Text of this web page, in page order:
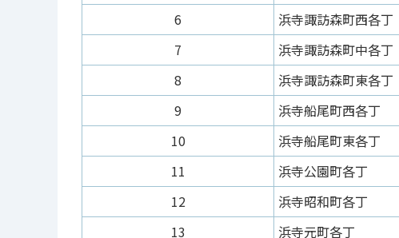
6
浜寺諏訪森町西各丁
7
浜寺諏訪森町中各丁
8
浜寺諏訪森町東各丁
9
浜寺船尾町西各丁
10
浜寺船尾町東各丁
11
浜寺公園町各丁
12
浜寺昭和町各丁
13
浜寺元町各丁